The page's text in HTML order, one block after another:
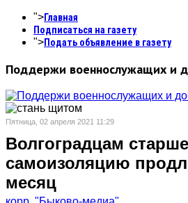
">Главная
Подписаться на газету
">Подать объявление в газету
Поддержи военнослужащих и
Пятница, 02 апреля 2021 11:29
Волгоградцам
самоизоляцию
месяц